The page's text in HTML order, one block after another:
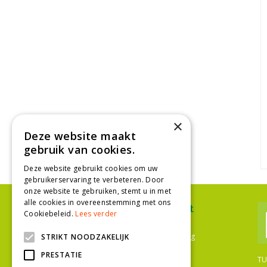
Ons assortiment
Bloemenwinkel Den Haag
×
Deze website maakt
gebruik van cookies.
Deze website gebruikt cookies om uw
gebruikerservaring te verbeteren. Door
onze website te gebruiken, stemt u in met
alle cookies in overeenstemming met ons
Cookiebeleid.Lees verder
STRIKT NOODZAKELIJK
PRESTATIE